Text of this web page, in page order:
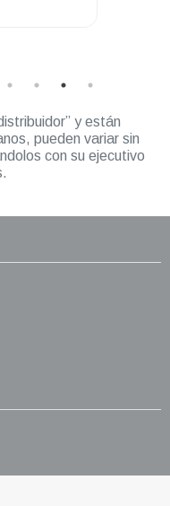
y están
pueden variar sin
con su ejecutivo